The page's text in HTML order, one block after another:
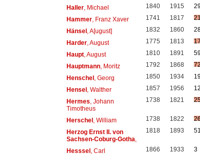
Haller, Michael 1840 1915
Hammer, Franz Xaver 1741 1817
21
Hänsel, A[ugust] 1832 1860
Harder, August 1775 1813
17
Haupt, August 1810 1891
Hauptmann, Moritz 1792 1868
72
Henschel, Georg 1850 1934
Hensel, Walther 1857 1956
12
Hermes , Johann
Timotheus
1738 1821
Herschel, William 1738 1822
26
Herzog Ernst II. von
Sachsen-Coburg-Gotha
1818 1893 51
Hesssel, Carl 1866 1933 3